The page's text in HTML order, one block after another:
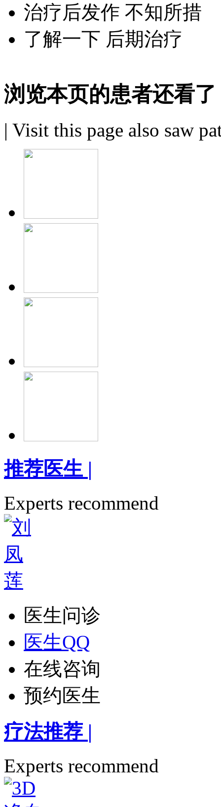
治疗后发作 不知所措
了解一下 后期治疗
浏览本页的患者还看了
| Visit this page also saw
推荐医生 |
Experts recommend
医生问诊
医生QQ
在线咨询
预约医生
疗法推荐 |
Experts recommend